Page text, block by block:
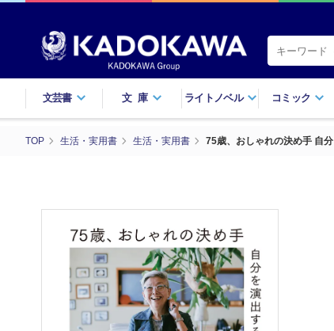
文芸書 文庫 ライトノベル コミック
TOP 生活・実用書 生活・実用書 75歳、おしゃれの決め手 自